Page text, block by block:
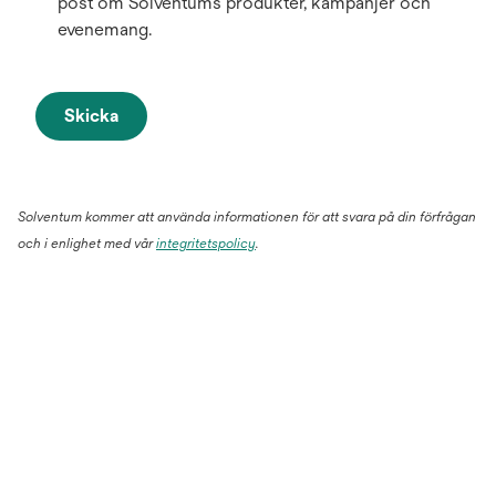
evenemang.
Skicka
Solventum kommer att använda informationen för att svara på din förfrågan
och i enlighet med vårintegritetspolicy.